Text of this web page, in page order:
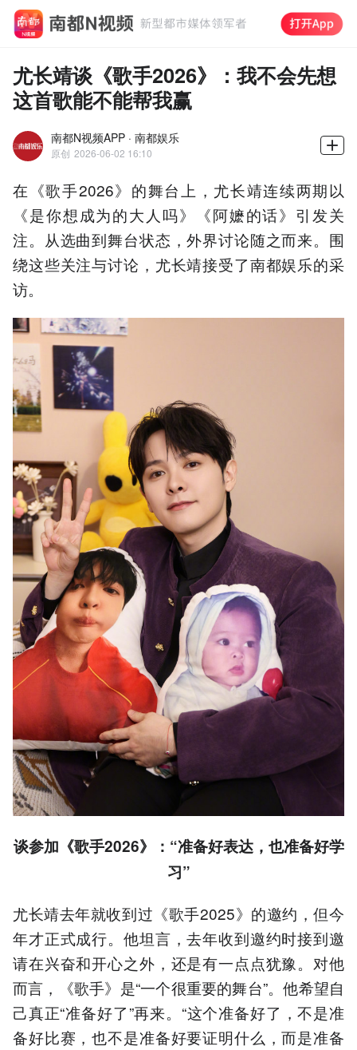
尤长靖谈《歌手2026》：我不会先想
这首歌能不能帮我赢
南都N视频APP · 南都娱乐
原创 2026-06-02 16:10
在《歌手2026》的舞台上，尤长靖连续两期以
《是你想成为的大人吗》《阿嬷的话》引发关
注。从选曲到舞台状态，外界讨论随之而来。围
绕这些关注与讨论，尤长靖接受了南都娱乐的采
访。
谈参加《歌手2026》：“准备好表达， 也准备好学
习”
尤长靖去年就收到过《歌手2025》的邀约，但今
年才正式成行。他坦言，去年收到邀约时接到邀
请在兴奋和开心之外，还是有一点点犹豫。对他
而言，《歌手》是“一个很重要的舞台”。他希望自
己真正“准备好了”再来。“这个准备好了，不是准
备好比赛，也不是准备好要证明什么，而是准备